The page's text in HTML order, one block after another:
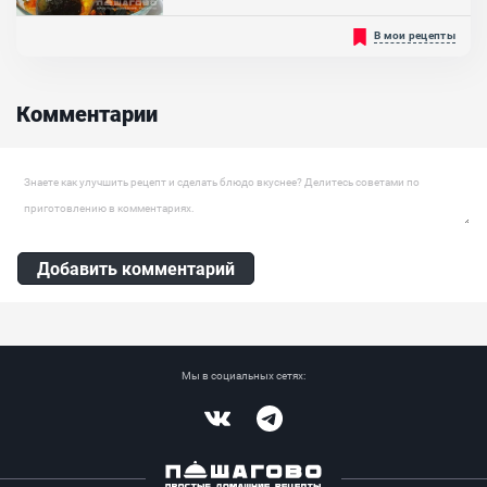
Мед, Сахар, Корень имбиря, Корица, Бадьян, Лимон , Кардамон
Очень вкусные баклажаны в овощной заливке на зиму! Это
болгарский консервированный салат под названием «Манжо»!
блюдо из полезных овощей отлично подойдёт...
В мои рецепты
Комментарии
Оставить комментарий
Добавить комментарий
Мы в социальных сетях: